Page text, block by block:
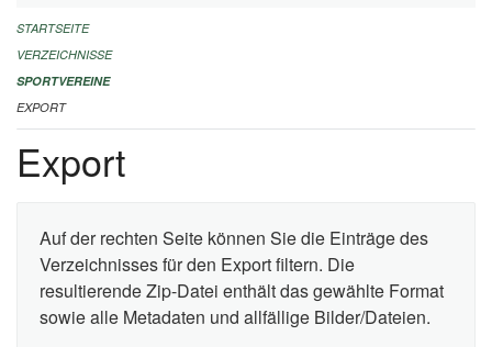
ALLGEMEINE INFORMATIONEN
FINANZIELLE UNTERSTÜTZUNG BENÖTIGT?
KONTAKT
STARTSEITE
VERZEICHNISSE
SPORTVEREINE
EXPORT
Export
Auf der rechten Seite können Sie die Einträge des
Verzeichnisses für den Export filtern. Die
resultierende Zip-Datei enthält das gewählte Format
sowie alle Metadaten und allfällige Bilder/Dateien.